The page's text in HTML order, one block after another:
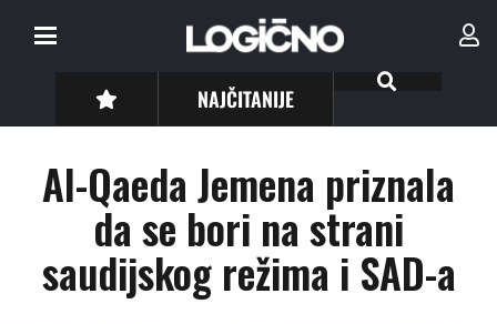
NAJČITANIJE
Al-Qaeda Jemena priznala
da se bori na strani
saudijskog režima i SAD-a